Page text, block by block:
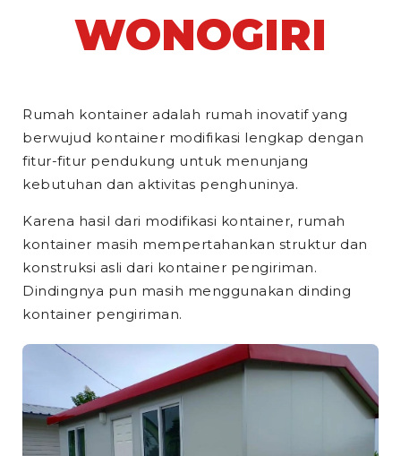
WONOGIRI
Rumah kontainer adalah rumah inovatif yang
berwujud kontainer modifikasi lengkap dengan
fitur-fitur pendukung untuk menunjang
kebutuhan dan aktivitas penghuninya.
Karena hasil dari modifikasi kontainer, rumah
kontainer masih mempertahankan struktur dan
konstruksi asli dari kontainer pengiriman.
Dindingnya pun masih menggunakan dinding
kontainer pengiriman.